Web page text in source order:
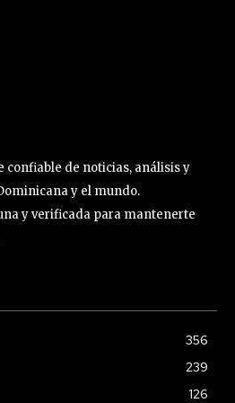
confiable de noticias, análisis y
y el mundo.
y verificada para mantenerte
356
239
126